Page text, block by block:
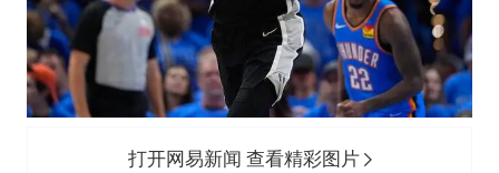
打开网易新闻 查看精彩图片